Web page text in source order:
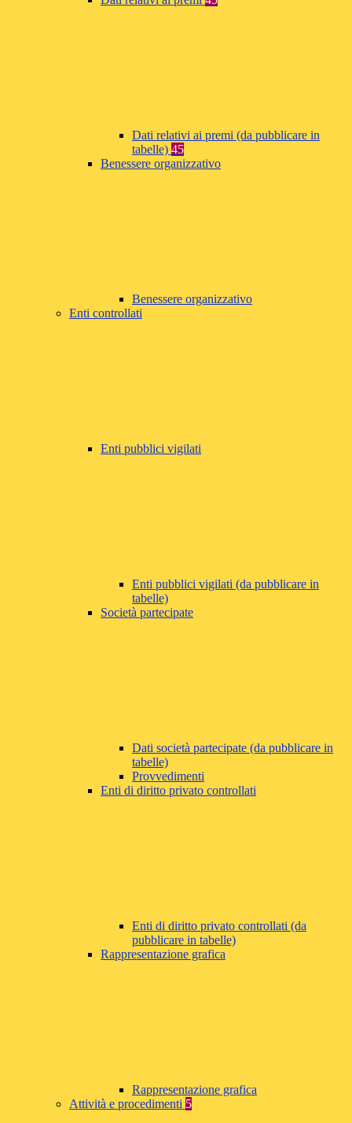
Dati relativi ai premi (da pubblicare in
tabelle) 45
Benessere organizzativo
Benessere organizzativo
Enti controllati
Enti pubblici vigilati
Enti pubblici vigilati (da pubblicare in
tabelle)
Società partecipate
Dati società partecipate (da pubblicare in
tabelle)
Provvedimenti
Enti di diritto privato controllati
Enti di diritto privato controllati (da
pubblicare in tabelle)
Rappresentazione grafica
Rappresentazione grafica
Attività e procedimenti 5